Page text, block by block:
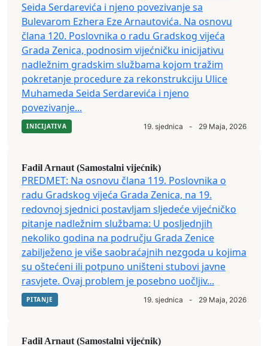
Seida Serdarevića i njeno povezivanje sa
Bulevarom Ezhera Eze Arnautovića. Na osnovu
člana 120. Poslovnika o radu Gradskog vijeća
Grada Zenica, podnosim vijećničku inicijativu
nadležnim gradskim službama kojom tražim
pokretanje procedure za rekonstrukciju Ulice
Muhameda Seida Serdarevića i njeno
povezivanje...
INICIJATIVA 19. sjednica - 29 Maja, 2026
Fadil Arnaut (Samostalni vijećnik)
PREDMET: Na osnovu člana 119. Poslovnika o
radu Gradskog vijeća Grada Zenica, na 19.
redovnoj sjednici postavljam sljedeće vijećničko
pitanje nadležnim službama: U posljednjih
nekoliko godina na području Grada Zenice
zabilježeno je više saobraćajnih nezgoda u kojima
su oštećeni ili potpuno uništeni stubovi javne
rasvjete. Ovaj problem je posebno uočljiv...
PITANJE 19. sjednica - 29 Maja, 2026
Fadil Arnaut (Samostalni vijećnik)